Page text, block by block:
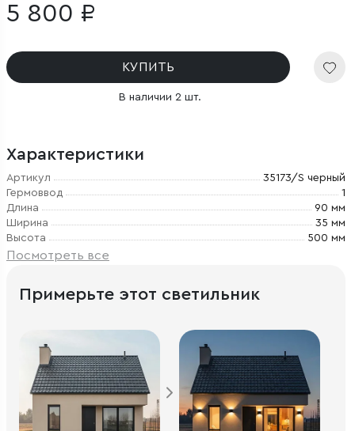
5 800 ₽
КУПИТЬ
В наличии 2 шт.
Характеристики
Артикул
35173/S черный
Гермоввод
1
Длина
90 мм
Ширина
35 мм
Высота
500 мм
Посмотреть все
Примерьте этот светильник